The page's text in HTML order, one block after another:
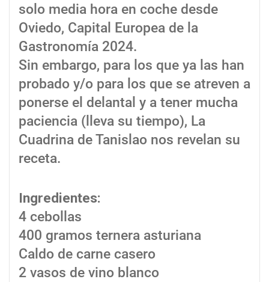
solo media hora en coche desde
Oviedo, Capital Europea de la
Gastronomía 2024.
Sin embargo, para los que ya las han
probado y/o para los que se atreven a
ponerse el delantal y a tener mucha
paciencia (lleva su tiempo), La
Cuadrina de Tanislao nos revelan su
receta.
Ingredientes:
4 cebollas
400 gramos ternera asturiana
Caldo de carne casero
2 vasos de vino blanco